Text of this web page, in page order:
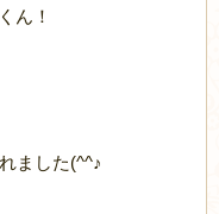
ん！
ました(^^♪